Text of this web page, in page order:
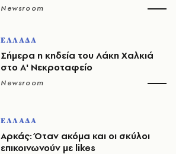
Newsroom
ΕΛΛΑΔΑ
Σήμερα η κηδεία του Λάκη Χαλκιά
στο Α' Νεκροταφείο
Newsroom
ΕΛΛΑΔΑ
Αρκάς: Όταν ακόμα και οι σκύλοι
επικοινωνούν με likes